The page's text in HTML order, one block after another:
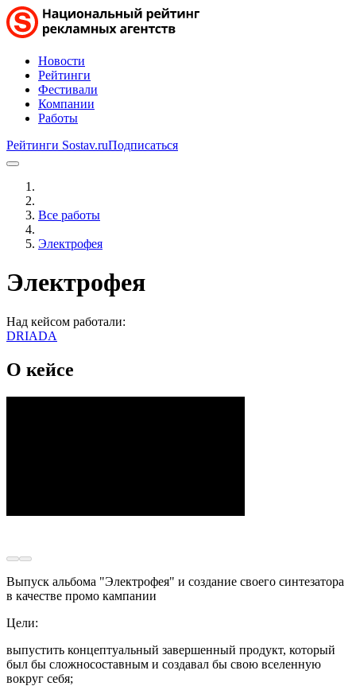
Новости
Рейтинги
Фестивали
Компании
Работы
Рейтинги Sostav.ruПодписаться
Все работы
Электрофея
Электрофея
Над кейсом работали:
DRIADA
О кейсе
Выпуск альбома "Электрофея" и создание своего синтезатора
в качестве промо кампании
Цели:
выпустить концептуальный завершенный продукт, который
был бы сложносоставным и создавал бы свою вселенную
вокруг себя;